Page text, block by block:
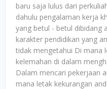
baru saja lulus dari
dahulu pengalaman kerja
yang betul - betul dibidang
karakter pendidikan yang
tidak mengetahui Di mana
kelemahan di dalam
Dalam mencari pekerjaan
mana letak kekurangan